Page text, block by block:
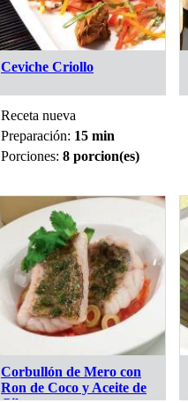
Ceviche Criollo
Receta nueva
Preparación: 15 min
Porciones: 8 porcion(es)
Corbullón de Mero con
Ron de Coco y Aceite de